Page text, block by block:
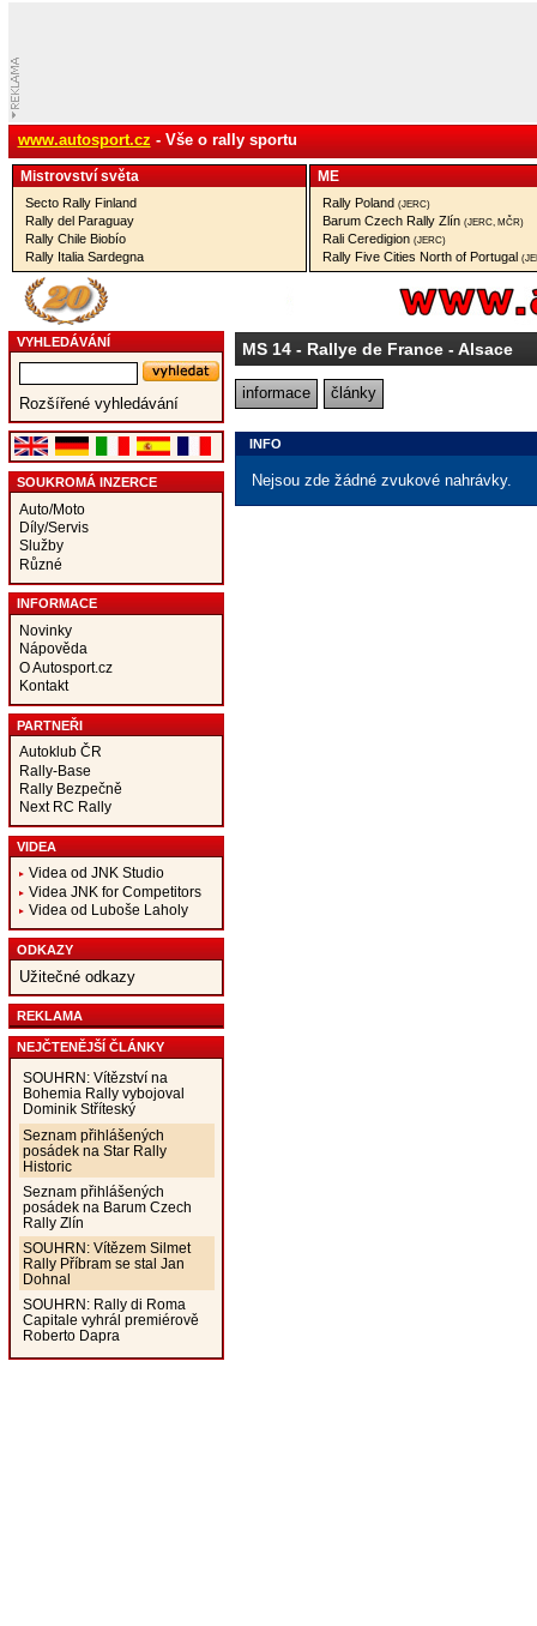
www.autosport.cz - Vše o rally sportu
Mistrovství­ světa
Secto Rally Finland
Rally del Paraguay
Rally Chile Biobío
Rally Italia Sardegna
ME
Rally Poland (JERC)
Barum Czech Rally Zlín (JERC, MČR)
Rali Ceredigion (JERC)
Rally Five Cities North of Portugal
VYHLEDÁVÁNÍ
Rozšířené vyhledávání
SOUKROMÁ INZERCE
Auto/Moto
Díly/Servis
Služby
Různé
INFORMACE
Novinky
Nápověda
O Autosport.cz
Kontakt
PARTNEŘI
Autoklub ČR
Rally-Base
Rally Bezpečně
Next RC Rally
VIDEA
Videa od JNK Studio
Videa JNK for Competitors
Videa od Luboše Laholy
ODKAZY
Užitečné odkazy
REKLAMA
NEJČTENĚJŠÍ ČLÁNKY
SOUHRN: Vítězství na
Bohemia Rally vybojoval
Dominik Stříteský
Seznam přihlášených
posádek na Star Rally
Historic
Seznam přihlášených
posádek na Barum Czech
Rally Zlín
SOUHRN: Vítězem Silmet
Rally Příbram se stal Jan
Dohnal
SOUHRN: Rally di Roma
Capitale vyhrál premiérově
Roberto Dapra
MS 14- Rallye de France - Alsace
informace články
INFO
Nejsou zde žádné zvukové nahrávky.